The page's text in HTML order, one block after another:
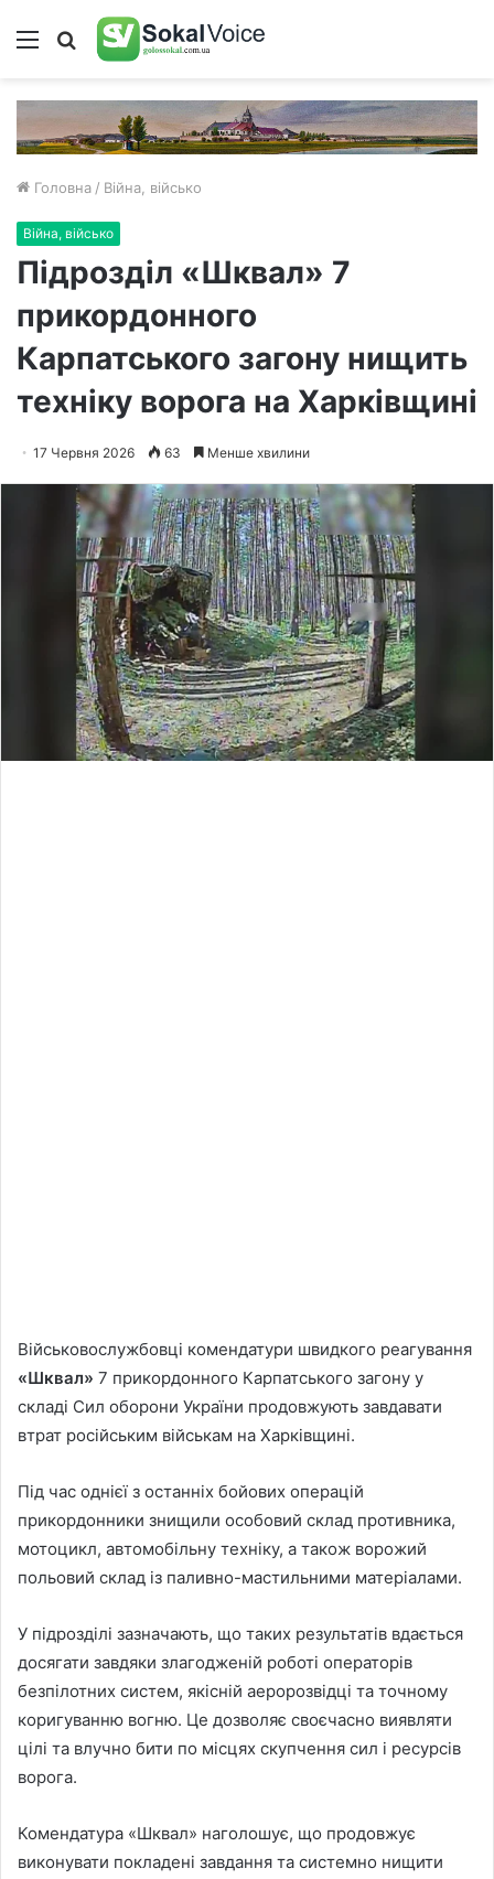
Меню Пошук
Головна / Війна, військо
Війна, військо
Підрозділ «Шквал» 7
прикордонного
Карпатського загону нищить
техніку ворога на Харківщині
17 Червня 2026 63 Менше хвилини
Військовослужбовці комендатури швидкого реагування
«Шквал» 7 прикордонного Карпатського загону у
складі Сил оборони України продовжують завдавати
втрат російським військам на Харківщині.
Під час однієї з останніх бойових операцій
прикордонники знищили особовий склад противника,
мотоцикл, автомобільну техніку, а також ворожий
польовий склад із паливно-мастильними матеріалами.
У підрозділі зазначають, що таких результатів вдається
досягати завдяки злагодженій роботі операторів
безпілотних систем, якісній аеророзвідці та точному
коригуванню вогню. Це дозволяє своєчасно виявляти
цілі та влучно бити по місцях скупчення сил і ресурсів
ворога.
Комендатура «Шквал» наголошує, що продовжує
виконувати покладені завдання та системно нищити